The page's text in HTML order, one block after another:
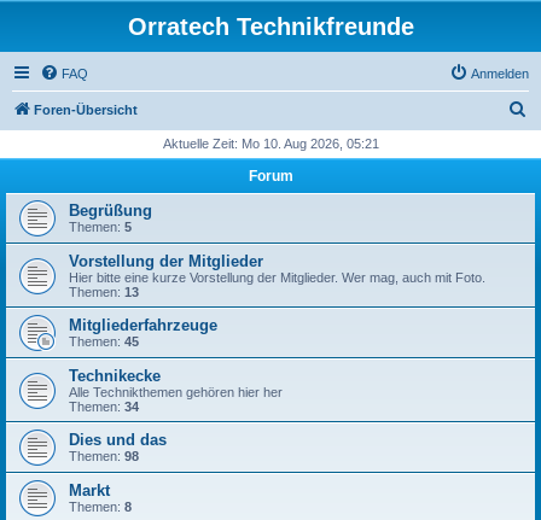
Orratech Technikfreunde
FAQ Anmelden
Foren-Übersicht
h
Aktuelle Zeit: Mo 10. Aug 2026, 05:21
Forum
Begrüßung
Themen: 5
Vorstellung der Mitglieder
Hier bitte eine kurze Vorstellung der Mitglieder. Wer mag, auch mit Foto.
Themen: 13
Mitgliederfahrzeuge
Themen: 45
Technikecke
Alle Technikthemen gehören hier her
Themen: 34
Dies und das
Themen: 98
Markt
Themen: 8